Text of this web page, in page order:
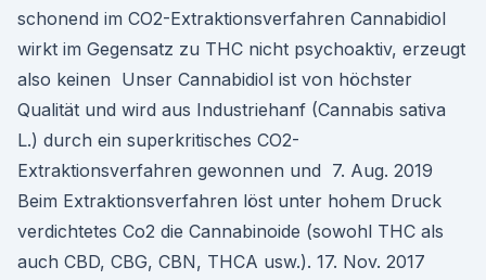
schonend im CO2-Extraktionsverfahren Cannabidiol
wirkt im Gegensatz zu THC nicht psychoaktiv, erzeugt
also keinen Unser Cannabidiol ist von höchster
Qualität und wird aus Industriehanf (Cannabis sativa
L.) durch ein superkritisches CO2-
Extraktionsverfahren gewonnen und 7. Aug. 2019
Beim Extraktionsverfahren löst unter hohem Druck
verdichtetes Co2 die Cannabinoide (sowohl THC als
auch CBD, CBG, CBN, THCA usw.). 17. Nov. 2017